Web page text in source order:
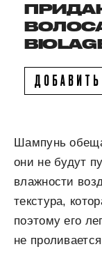
Шампунь
они не будут
влажности
текстура,
поэтому его
не